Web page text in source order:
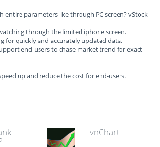
parameters like through PC screen? vStock
through the limited iphone screen.
for quickly and accurately updated data.
end-users to chase market trend for exact
up and reduce the cost for end-users.
vnChart